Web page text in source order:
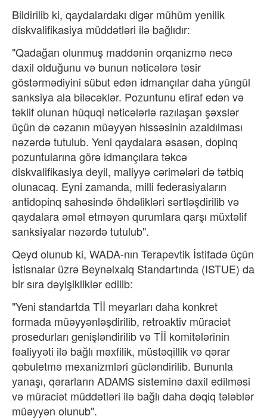
Bildirilib ki, qaydalardakı digər mühüm yenilik
diskvalifikasiya müddətləri ilə bağlıdır:
"Qadağan olunmuş maddənin orqanizmə necə
daxil olduğunu və bunun nəticələrə təsir
göstərmədiyini sübut edən idmançılar daha yüngül
sanksiya ala biləcəklər. Pozuntunu etiraf edən və
təklif olunan hüquqi nəticələrlə razılaşan şəxslər
üçün də cəzanın müəyyən hissəsinin azaldılması
nəzərdə tutulub. Yeni qaydalara əsasən, dopinq
pozuntularına görə idmançılara təkcə
diskvalifikasiya deyil, maliyyə cərimələri də tətbiq
olunacaq. Eyni zamanda, milli federasiyaların
antidopinq sahəsində öhdəlikləri sərtləşdirilib və
qaydalara əməl etməyən qurumlara qarşı müxtəlif
sanksiyalar nəzərdə tutulub".
Qeyd olunub ki, WADA-nın Terapevtik İstifadə üçün
İstisnalar üzrə Beynəlxalq Standartında (ISTUE) da
bir sıra dəyişikliklər edilib:
"Yeni standartda Tİİ meyarları daha konkret
formada müəyyənləşdirilib, retroaktiv müraciət
prosedurları genişləndirilib və Tİİ komitələrinin
fəaliyyəti ilə bağlı məxfilik, müstəqillik və qərar
qəbuletmə mexanizmləri gücləndirilib. Bununla
yanaşı, qərarların ADAMS sisteminə daxil edilməsi
və müraciət müddətləri ilə bağlı daha dəqiq tələblər
müəyyən olunub".